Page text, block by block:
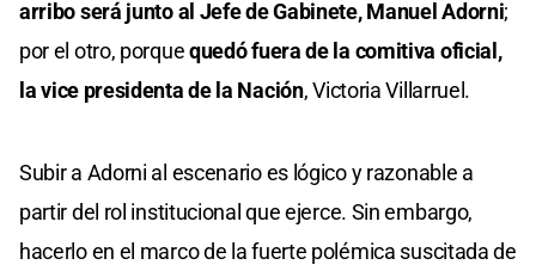
arribo será junto al Jefe de Gabinete, Manuel Adorni;
por el otro, porquequedó fuera de la comitiva oficial,
la vice presidenta de la Nación, Victoria Villarruel.
Subir a Adorni al escenario es lógico y razonable a
partir del rol institucional que ejerce. Sin embargo,
hacerlo en el marco de la fuerte polémica suscitada de